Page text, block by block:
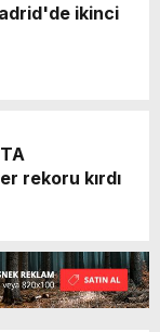
ikinci
rekoru kırdı